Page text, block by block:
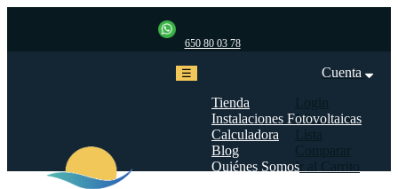
650 80 03 78
Cuenta
Mi cuenta
Ir al Carrito
Navegación
palanca
☰
Tienda
Instalaciones Fotovoltaicas
Calculadora
Blog
Quiénes Somos